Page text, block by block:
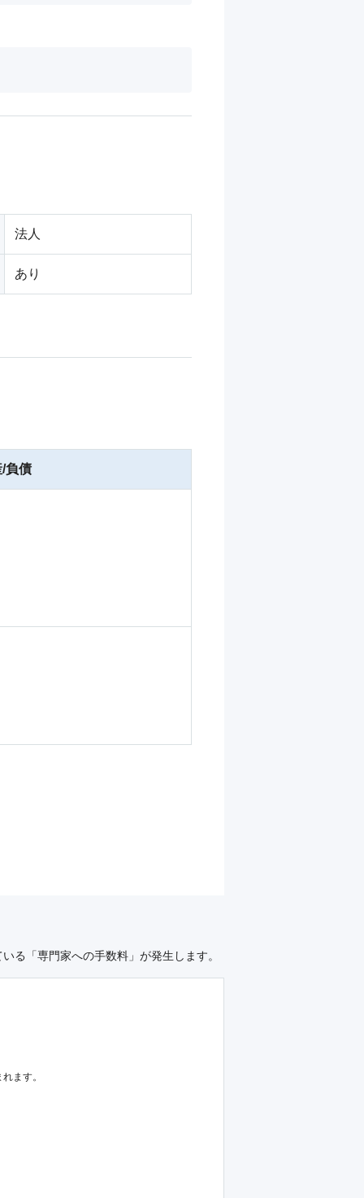
法人
あり
負債
る「専門家への手数料」が発生します。
ます。